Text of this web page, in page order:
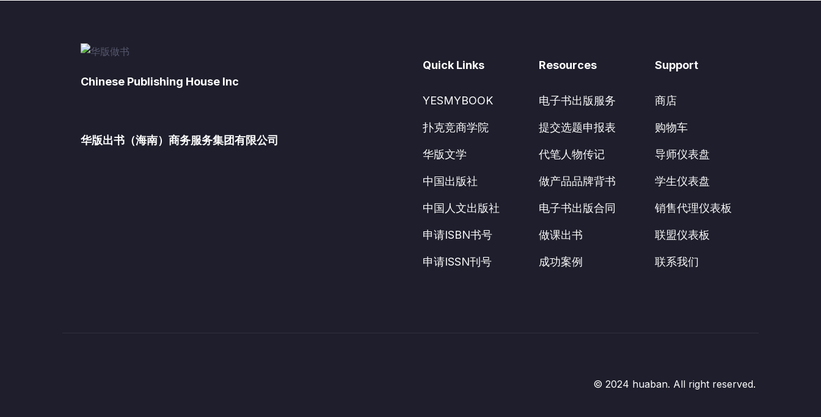
Chinese Publishing House Inc
华版出书（海南）商务服务集团有限公司
Quick Links
YESMYBOOK
扑克竞商学院
华版文学
中国出版社
中国人文出版社
申请ISBN书号
申请ISSN刊号
Resources
电子书出版服务
提交选题申报表
代笔人物传记
做产品品牌背书
电子书出版合同
做课出书
成功案例
Support
商店
购物车
导师仪表盘
学生仪表盘
销售代理仪表板
联盟仪表板
联系我们
© 2024 huaban. All right reserved.